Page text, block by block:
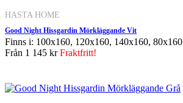
HASTA HOME
Good Night Hissgardin Mörkläggande Vit
Finns i: 100x160, 120x160, 140x160, 80x160
Från 1 145 krFraktfritt!